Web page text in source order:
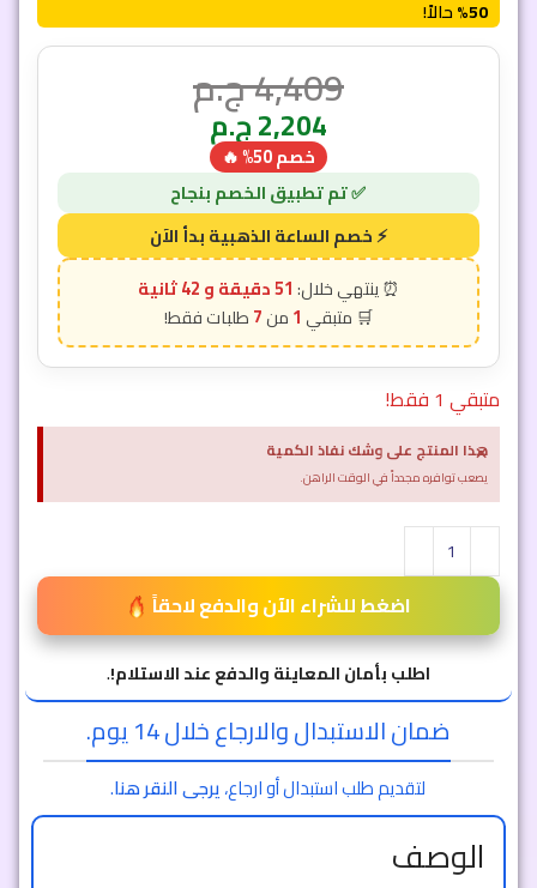
50% حالاً!
4,409ج.م
2,204ج.م
خصم 50% 🔥
51 دقيقة و 40 ثانية
1
7
متبقي 1 فقط!
هذا المنتج على وشك نفاذ الكمية
يصعب توافره مجدداً في الوقت الراهن.
×
اضغط للشراء الآن والدفع لاحقاً
اطلب بأمان المعاينة والدفع عند الاستلام!.
ضمان الاستبدال والارجاع خلال 14 يوم.
لتقديم طلب استبدال أو ارجاع،يرجى النقر هنا.
الوصف